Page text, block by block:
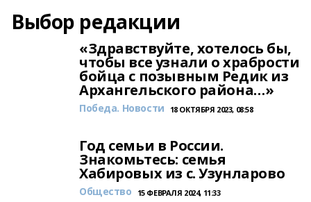
Выбор редакции
«Здравствуйте, хотелось бы,
чтобы все узнали о храбрости
бойца с позывным Редик из
Архангельского района…»
Победа. Новости 18 ОКТЯБРЯ 2023, 08:58
Год семьи в России.
Знакомьтесь: семья
Хабировых из с. Узунларово
Общество 15 ФЕВРАЛЯ 2024, 11:33